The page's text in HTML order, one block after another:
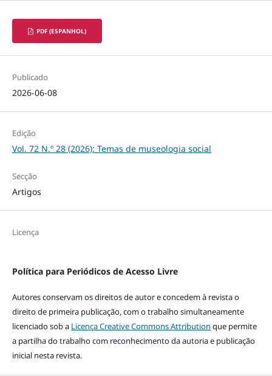
PDF (ESPANHOL)
Publicado
2026-06-08
Edição
Vol. 72 N.º 28 (2026): Temas de museologia social
Secção
Artigos
Licença
Política para Periódicos de Acesso Livre
Autores conservam os direitos de autor e concedem à revista o
direito de primeira publicação, com o trabalho simultaneamente
licenciado sob a Licença Creative Commons Attribution que permite
a partilha do trabalho com reconhecimento da autoria e publicação
inicial nesta revista.